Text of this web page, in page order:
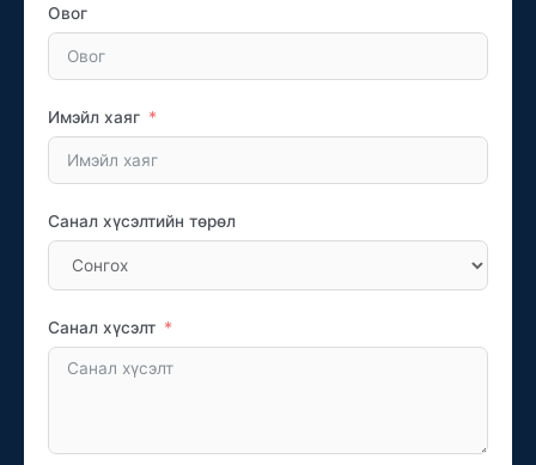
Овог
Имэйл хаяг
Санал хүсэлтийн төрөл
Санал хүсэлт